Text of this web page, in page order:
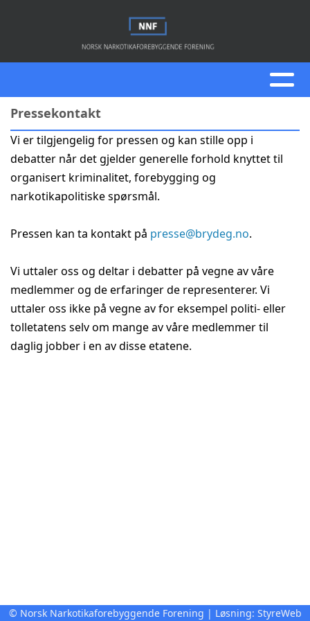
Pressekontakt
Vi er tilgjengelig for pressen og kan stille opp i
debatter når det gjelder generelle forhold knyttet til
organisert kriminalitet, forebygging og
narkotikapolitiske spørsmål.
Pressen kan ta kontakt på presse@brydeg.no.
Vi uttaler oss og deltar i debatter på vegne av våre
medlemmer og de erfaringer de representerer. Vi
uttaler oss ikke på vegne av for eksempel politi- eller
tolletatens selv om mange av våre medlemmer til
daglig jobber i en av disse etatene.
© Norsk Narkotikaforebyggende Forening | Løsning: StyreWeb